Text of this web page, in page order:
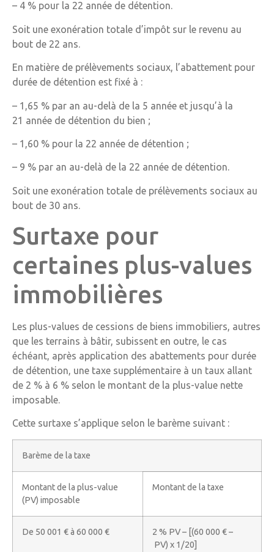
– 4 % pour la 22 année de détention.
Soit une exonération totale d’impôt sur le revenu au
bout de 22 ans.
En matière de prélèvements sociaux, l’abattement pour
durée de détention est fixé à :
– 1,65 % par an au-delà de la 5 année et jusqu’à la
21 année de détention du bien ;
– 1,60 % pour la 22 année de détention ;
– 9 % par an au-delà de la 22 année de détention.
Soit une exonération totale de prélèvements sociaux au
bout de 30 ans.
Surtaxe pour
certaines plus-values
immobilières
Les plus-values de cessions de biens immobiliers, autres
que les terrains à bâtir, subissent en outre, le cas
échéant, après application des abattements pour durée
de détention, une taxe supplémentaire à un taux allant
de 2 % à 6 % selon le montant de la plus-value nette
imposable.
Cette surtaxe s’applique selon le barème suivant :
Barème de la taxe
Montant de la plus-value
(PV) imposable
Montant de la taxe
De 50 001 € à 60 000 €
2 % PV – [(60 000 € –
PV) x 1/20]